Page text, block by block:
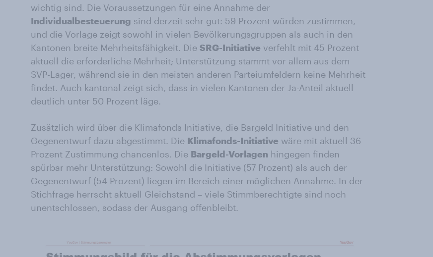
wichtig sind. Die Voraussetzungen für eine Annahme der
Individualbesteuerung sind derzeit sehr gut: 59 Prozent würden zustimmen,
und die Vorlage zeigt sowohl in vielen Bevölkerungsgruppen als auch in den
Kantonen breite Mehrheitsfähigkeit. Die SRG-Initiative verfehlt mit 45 Prozent
aktuell die erforderliche Mehrheit; Unterstützung stammt vor allem aus dem
SVP-Lager, während sie in den meisten anderen Parteiumfeldern keine Mehrheit
findet. Auch kantonal zeigt sich, dass in vielen Kantonen der Ja-Anteil aktuell
deutlich unter 50 Prozent läge.
Zusätzlich wird über die Klimafonds Initiative, die Bargeld Initiative und den
Gegenentwurf dazu abgestimmt. Die Klimafonds-Initiative wäre mit aktuell 36
Prozent Zustimmung chancenlos. Die Bargeld-Vorlagen hingegen finden
spürbar mehr Unterstützung: Sowohl die Initiative (57 Prozent) als auch der
Gegenentwurf (54 Prozent) liegen im Bereich einer möglichen Annahme. In der
Stichfrage herrscht aktuell Gleichstand – viele Stimmberechtigte sind noch
unentschlossen, sodass der Ausgang offenbleibt.